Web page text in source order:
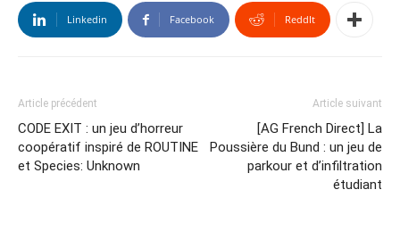
Linkedin Facebook ReddIt
Article précédent
CODE EXIT : un jeu d’horreur
coopératif inspiré de ROUTINE
et Species: Unknown
Article suivant
[AG French Direct] La
Poussière du Bund : un jeu de
parkour et d’infiltration
étudiant